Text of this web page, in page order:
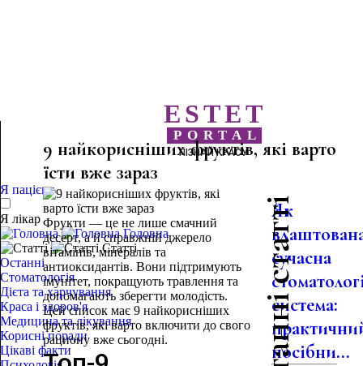
ESTET
PORTAL
ПІЗНАЙ КРАСУ
Я пацієнт
Я лікар
Головна
Статті
Останні
Стоматологія
Дієта та харчування
Краса і здоров'я
Медицина та лікування
Корисні поради
Цікаві факти
9 найкорисніших фруктів, які варто
їсти вже зараз
Фрукти — це не лише смачний
десерт, а й справжній джерело
вітамінів, мінералів та
антиоксидантів. Вони підтримують
імунітет, покращують травлення та
допомагають зберегти молодість.
Цей список має 9 найкорисніших
фруктів, які варто включити до свого
рациону вже сьогодні.
Останні статті
Як
сучасна
система:
посібни...